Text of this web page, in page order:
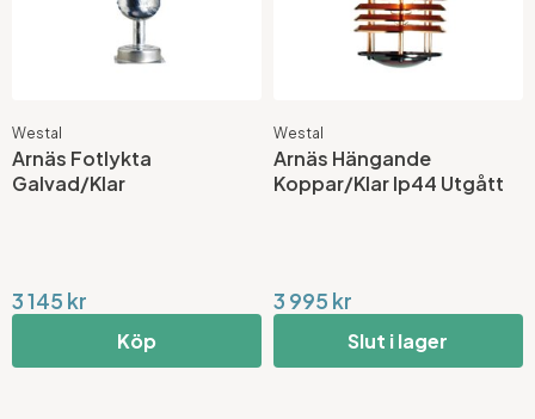
Westal
Arnäs Fotlykta
Galvad/Klar
3 145 kr
Köp
Westal
Arnäs Hängande
Koppar/Klar Ip44 Utgått
3 995 kr
Slut i lager